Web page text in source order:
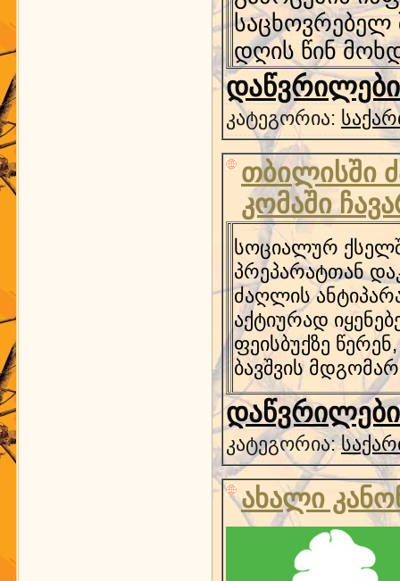
საცხოვრებელ
დღის წინ
კატეგორია:
თბილისში
კომაში
სოციალურ
პრეპარატთან
ძაღლის
აქტიურად
ფეისბუქზე
ბავშვის
კატეგორია:
ახალი